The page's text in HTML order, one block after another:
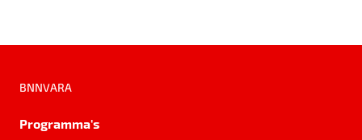
BNNVARA
Programma's